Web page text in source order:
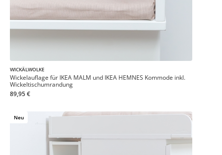
WICKÄLWOLKE
Wickelauflage für IKEA MALM und IKEA HEMNES Kommode inkl.
Wickeltischumrandung
89,95 €
Neu